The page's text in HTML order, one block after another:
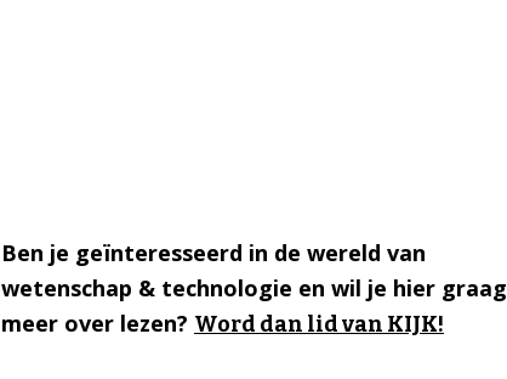
Ben je geïnteresseerd in de wereld van
wetenschap & technologie en wil je hier graag
meer over lezen? Word dan lid van KIJK!